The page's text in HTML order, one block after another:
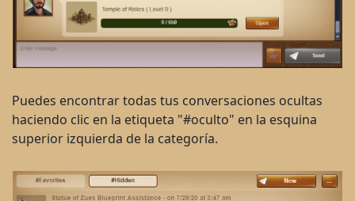
Puedes encontrar todas tus conversaciones ocultas
haciendo clic en la etiqueta "#oculto" en la esquina
superior izquierda de la categoría.